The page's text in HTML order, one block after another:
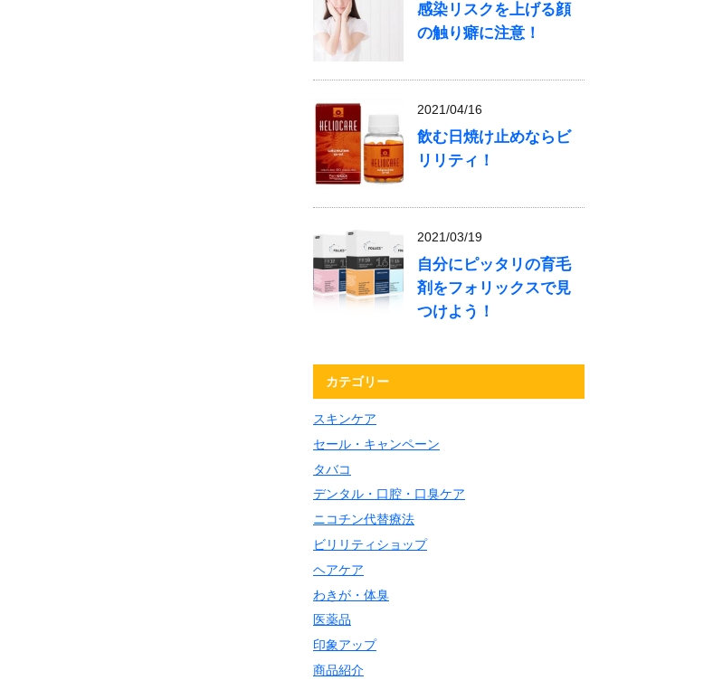
感染リスクを上げる顔
の触り癖に注意！
2021/04/16
飲む日焼け止めならビ
リリティ！
2021/03/19
自分にピッタリの育毛
剤をフォリックスで見
つけよう！
カテゴリー
スキンケア
セール・キャンペーン
タバコ
デンタル・口腔・口臭ケア
ニコチン代替療法
ビリリティショップ
ヘアケア
わきが・体臭
医薬品
印象アップ
商品紹介